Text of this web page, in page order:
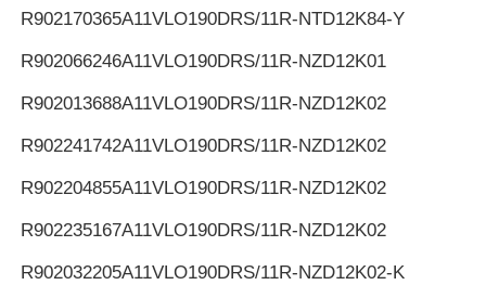
R902170365A11VLO190DRS/11R-NTD12K84-Y
R902066246A11VLO190DRS/11R-NZD12K01
R902013688A11VLO190DRS/11R-NZD12K02
R902241742A11VLO190DRS/11R-NZD12K02
R902204855A11VLO190DRS/11R-NZD12K02
R902235167A11VLO190DRS/11R-NZD12K02
R902032205A11VLO190DRS/11R-NZD12K02-K